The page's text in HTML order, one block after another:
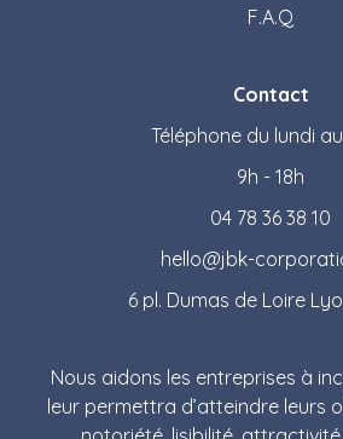
F.A.Q
Contact
Téléphone du lundi
9h - 18h
04 78 36 38 10
hello@jbk-
6 pl. Dumas de Loire
Nous aidons les entreprises à
leur permettra d’atteindre leurs